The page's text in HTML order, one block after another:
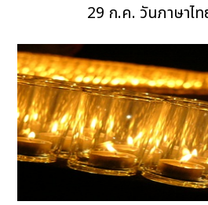
29 ก.ค. วันภาษาไ